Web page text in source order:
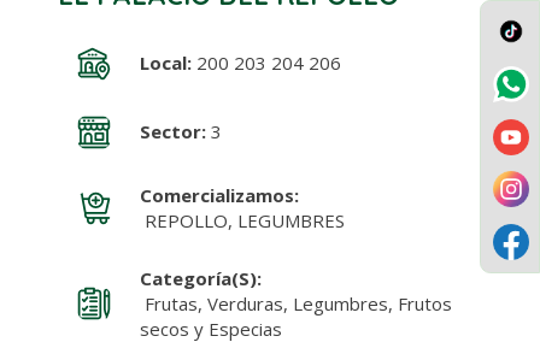
Local:200 203 204 206
Sector:3
Comercializamos:
REPOLLO, LEGUMBRES
Categoría(s):
Frutas, Verduras, Legumbres, Frutos
secos y Especias